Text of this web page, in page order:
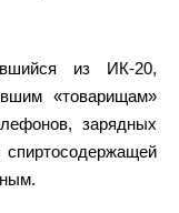
из ИК-20,
«товарищам»
зарядных